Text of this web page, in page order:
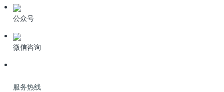
公众号
微信咨询
服务热线